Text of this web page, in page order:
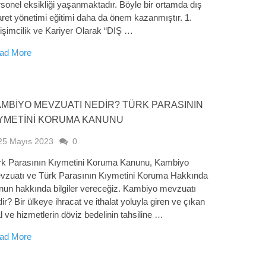
eksikliği yaşanmaktadır. Böyle bir ortamda dış
yönetimi eğitimi daha da önem kazanmıştır. 1.
ve Kariyer Olarak “DIŞ …
More
MEVZUATI NEDIR? TÜRK PARASININ
KORUMA KANUNU
Mayıs 2023 0
Parasının Kıymetini Koruma Kanunu, Kambiyo
ve Türk Parasının Kıymetini Koruma Hakkında
hakkında bilgiler vereceğiz. Kambiyo mevzuatı
Bir ülkeye ihracat ve ithalat yoluyla giren ve çıkan
ve hizmetlerin döviz bedelinin tahsiline …
More